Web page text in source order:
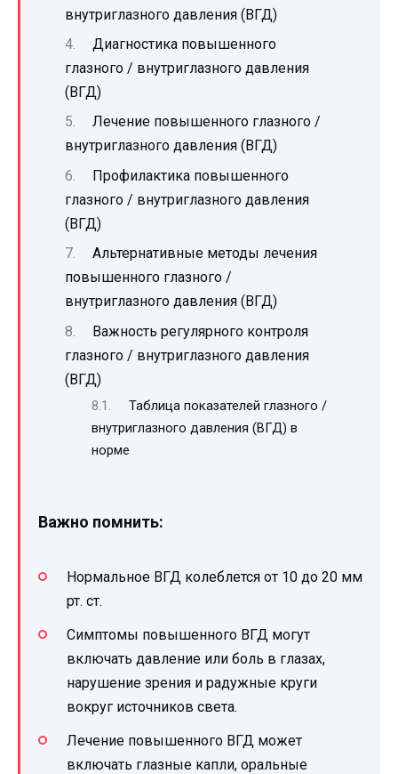
внутриглазного давления (ВГД)
Диагностика повышенного
глазного / внутриглазного давления
(ВГД)
Лечение повышенного глазного /
внутриглазного давления (ВГД)
Профилактика повышенного
глазного / внутриглазного давления
(ВГД)
Альтернативные методы лечения
повышенного глазного /
внутриглазного давления (ВГД)
Важность регулярного контроля
глазного / внутриглазного давления
(ВГД)
Таблица показателей глазного /
внутриглазного давления (ВГД) в
норме
Важно помнить:
Нормальное ВГД колеблется от 10 до 20 мм
рт. ст.
Симптомы повышенного ВГД могут
включать давление или боль в глазах,
нарушение зрения и радужные круги
вокруг источников света.
Лечение повышенного ВГД может
включать глазные капли, оральные